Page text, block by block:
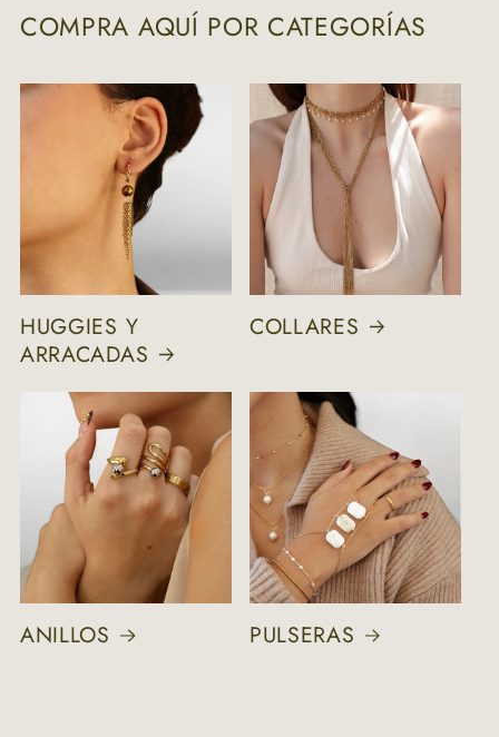
COMPRA AQUÍ POR CATEGORÍAS
HUGGIES Y
ARRACADAS
COLLARES
ANILLOS PULSERAS